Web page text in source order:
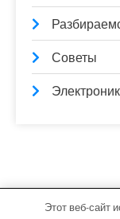
Советы
Этот веб-сайт